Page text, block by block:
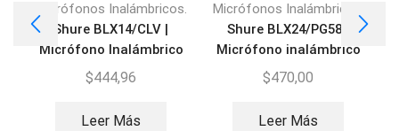
Micrófonos Inalámbricos.
Shure BLX14/CLV |
Micrófono Inalámbrico
Lavalier
$444,96
Leer Más
Micrófonos Inalámbricos.
Shure BLX24/PG58 |
Micrófono inalámbrico
$470,00
Leer Más